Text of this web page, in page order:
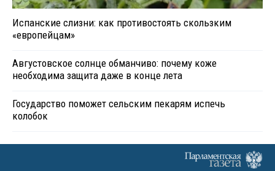
Испанские слизни: как противостоять скользким
«европейцам»
Августовское солнце обманчиво: почему коже
необходима защита даже в конце лета
Государство поможет сельским пекарям испечь
колобок